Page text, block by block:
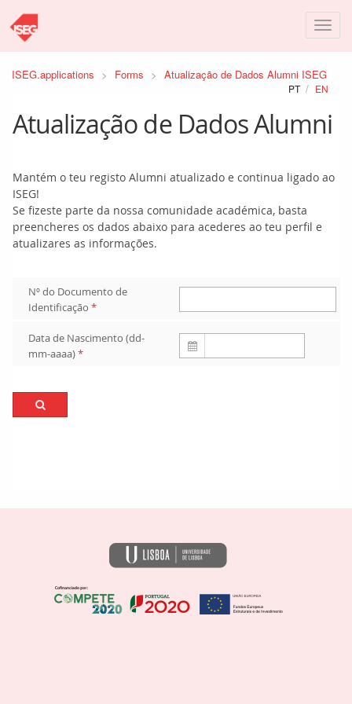
ISEG.applications Forms Atualização de Dados Alumni ISEG
PT EN
Atualização de Dados Alumni
Mantém o teu registo Alumni atualizado e continua ligado ao
ISEG!
Se fizeste parte da nossa comunidade académica, basta
preencheres os dados abaixo para acederes ao teu perfil e
atualizares as informações.
Nº do Documento de
Identificação *
Data de Nascimento (dd-
mm-aaaa)*
